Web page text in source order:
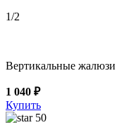
1/2
Вертикальные
1 040 ₽
Купить
50